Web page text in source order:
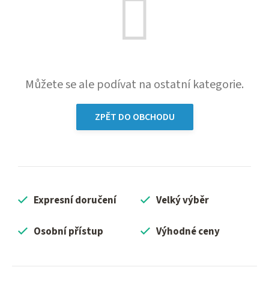
Můžete se ale podívat na ostatní kategorie.
ZPĚT DO OBCHODU
Expresní doručení Velký výběr
Osobní přístup Výhodné ceny